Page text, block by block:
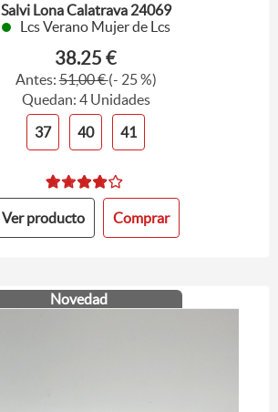
Salvi Lona Calatrava 24069
Lcs Verano Mujer de Lcs
38.25 €
Antes:51,00 €(- 25 %)
Quedan: 4 Unidades
37
40 41
Ver producto Comprar
Novedad